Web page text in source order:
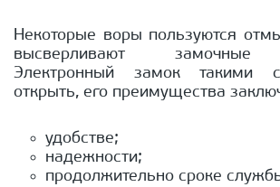
Некоторые воры пользуются
высверливают замочные
Электронный замок такими
открыть, его преимущества
удобстве;
надежности;
продолжительно сроке